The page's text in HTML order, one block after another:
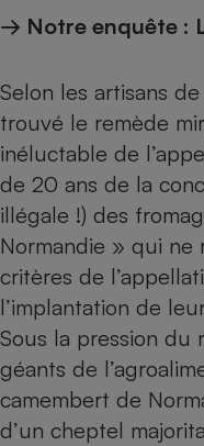
→ Notre enquête :
Selon les artisans
trouvé le remède
inéluctable de
de 20 ans de la
illégale !) des
Normandie » qui ne
critères de
l’implantation de
Sous la pression du
géants de
camembert de
d’un cheptel